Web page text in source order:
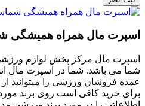
اسپرت مال همراه همیشگی
اسپرت مال مرکز پخش لوازم
شما می باشد. شما در اسپرت مال
عمده فروشان ورزشی را میتوانید
برای خرید کافی است روی برند مورد